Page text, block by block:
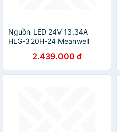
Nguồn LED 24V 13,34A
HLG-320H-24 Meanwell
2.439.000 đ